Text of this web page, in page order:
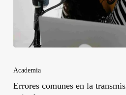
Academia
Errores comunes en la